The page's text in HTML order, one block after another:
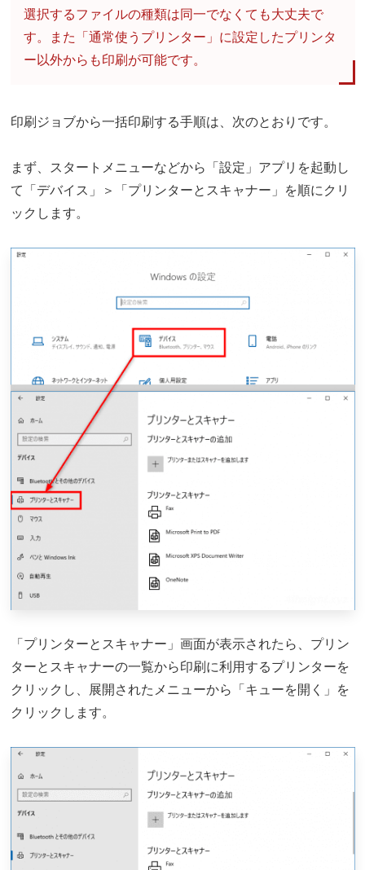
選択するファイルの種類は同一でなくても大丈夫で
す。また「通常使うプリンター」に設定したプリンタ
ー以外からも印刷が可能です。
印刷ジョブから一括印刷する手順は、次のとおりです。
まず、スタートメニューなどから「設定」アプリを起動し
て「デバイス」＞「プリンターとスキャナー」を順にクリ
ックします。
「プリンターとスキャナー」画面が表示されたら、プリン
ターとスキャナーの一覧から印刷に利用するプリンターを
クリックし、展開されたメニューから「キューを開く」を
クリックします。